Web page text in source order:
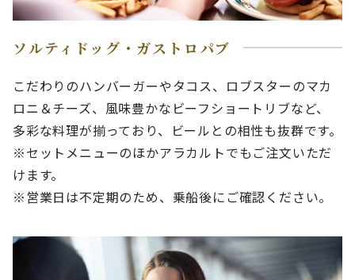
ソルティドッグ・ガストロパブ
こだわりのハンバーガーやタコス、ロブスターのマカ
ロニ＆チーズ、風味豊かなビーフショートリブなど、
多彩な料理が揃っており、ビールとの相性も抜群です。
※セットメニューのほかアラカルトでもご注文いただ
けます。
※営業日は不定期のため、乗船後にご確認ください。